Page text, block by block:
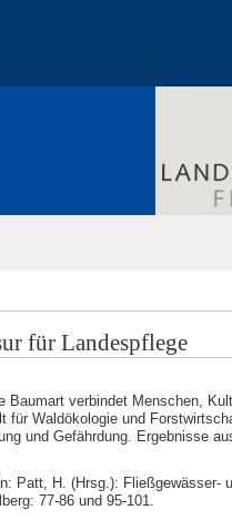
für Landespflege
Baumart verbindet Menschen,
Waldökologie und
und Gefährdung. Ergebnisse
Patt, H. (Hrsg.): Fließgewässer-
77-86 und 95-101.